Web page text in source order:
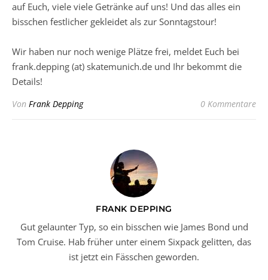
auf Euch, viele viele Getränke auf uns! Und das alles ein
bisschen festlicher gekleidet als zur Sonntagstour!
Wir haben nur noch wenige Plätze frei, meldet Euch bei
frank.depping (at) skatemunich.de und Ihr bekommt die
Details!
Von Frank Depping 0 Kommentare
FRANK DEPPING
Gut gelaunter Typ, so ein bisschen wie James Bond und
Tom Cruise. Hab früher unter einem Sixpack gelitten, das
ist jetzt ein Fässchen geworden.